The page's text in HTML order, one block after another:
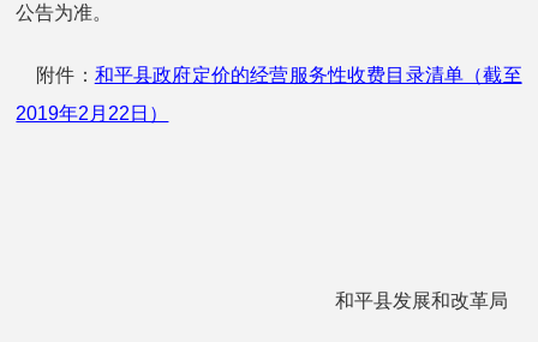
公告为准。
附件： 和平县政府定价的经营服务性收费目录清单（截至
2019年2月22日）
和平县发展和改革局